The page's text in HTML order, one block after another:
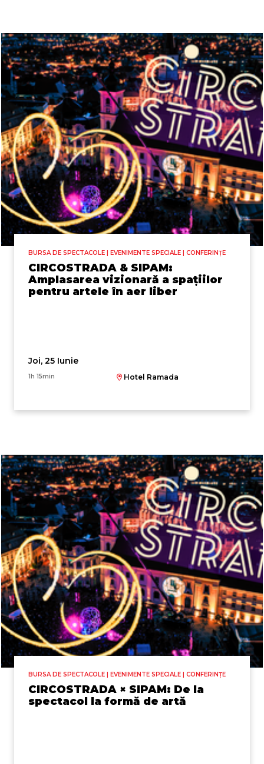
BURSA DE SPECTACOLE | EVENIMENTE SPECIALE | CONFERINȚE
CIRCOSTRADA & SIPAM:
Amplasarea vizionară a spațiilor
pentru artele în aer liber
Joi, 25 Iunie
1h 15min Hotel Ramada
BURSA DE SPECTACOLE | EVENIMENTE SPECIALE | CONFERINȚE
CIRCOSTRADA × SIPAM: De la
spectacol la formă de artă